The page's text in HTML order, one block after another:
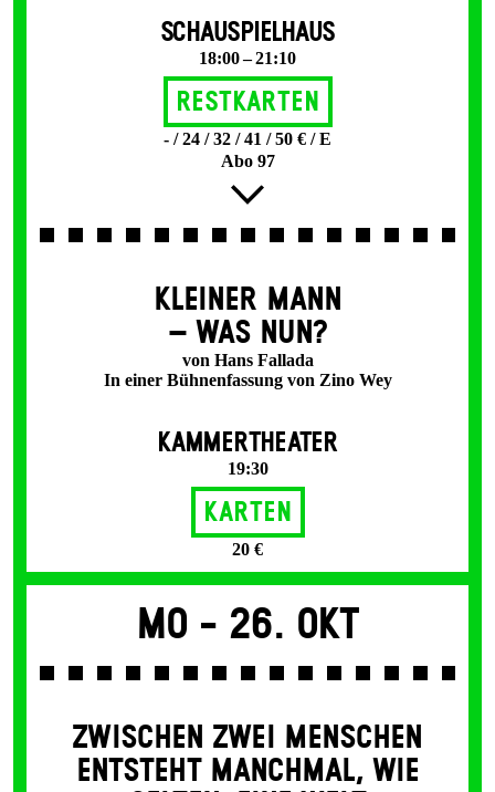
SCHAUSPIELHAUS
18:00 – 21:10
Restkarten
- / 24 / 32 / 41 / 50 € / E
Abo 97
KLEINER MANN
– WAS NUN?
von Hans Fallada
In einer Bühnenfassung von Zino Wey
KAMMERTHEATER
19:30
Karten
20 €
Mo - 26. Okt
ZWISCHEN ZWEI MENSCHEN
ENT­STEHT MANCH­MAL, WIE